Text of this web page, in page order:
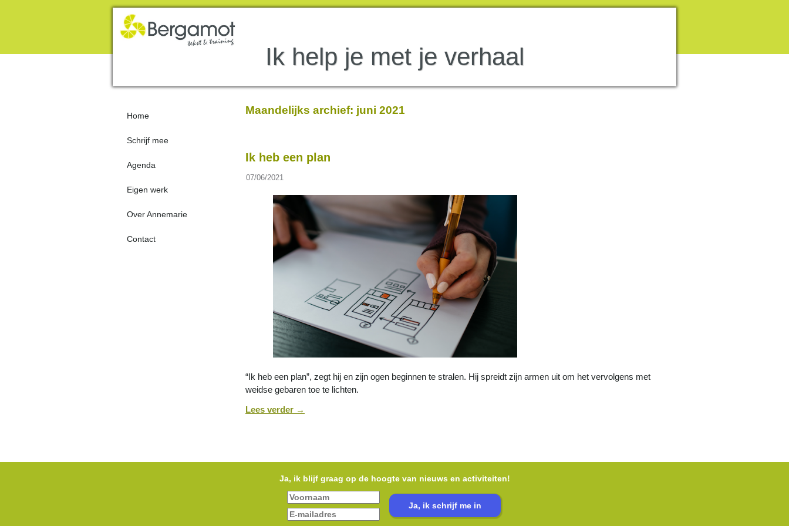
Ik help je met je verhaal
Home
Schrijf mee
Agenda
Eigen werk
Over Annemarie
Contact
Maandelijks archief: juni 2021
Ik heb een plan
07/06/2021
“Ik heb een plan”, zegt hij en zijn ogen beginnen te stralen. Hij spreidt zijn armen uit om het vervolgens met
weidse gebaren toe te lichten.
Lees verder →
Ja, ik blijf graag op de hoogte van nieuws en activiteiten!